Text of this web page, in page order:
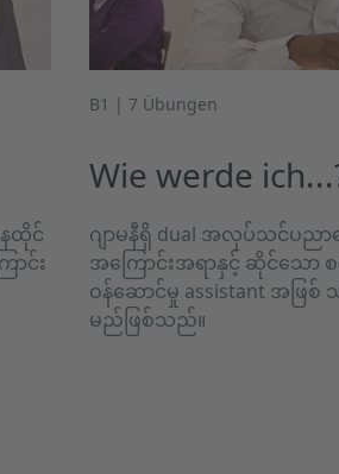
ေထိုင်
ာင်း
B1 | 7 Übungen
Wie werde
ဂျာမနီရှိ dual အလုပ်သင်ပညာ
အကြောင်းအရာနှင့် ဆိုင်သော
ဝန်ဆောင်မှု assistant အဖ
မည်ဖြစ်သည်။